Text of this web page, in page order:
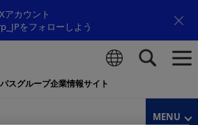
アカウント
をフォローしよう
スグループ企業情報サイト
MENU